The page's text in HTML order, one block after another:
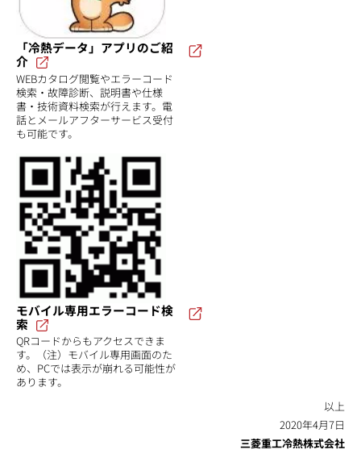
「冷熱データ」アプリのご紹
介
WEBカタログ閲覧やエラーコード
検索・故障診断、説明書や仕様
書・技術資料検索が行えます。電
話とメールアフターサービス受付
も可能です。
モバイル専用エラーコード検
索
QRコードからもアクセスできま
す。（注）モバイル専用画面のた
め、PCでは表示が崩れる可能性が
あります。
以上
2020年4月7日
三菱重工冷熱株式会社